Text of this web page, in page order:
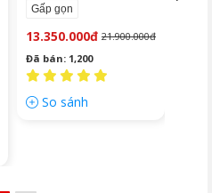
Gấp gọn
13.350.000đ 21.900.000đ
Đã bán: 1,200
So sánh